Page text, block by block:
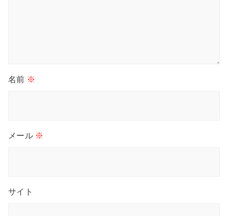
名前 ※
メール ※
サイト